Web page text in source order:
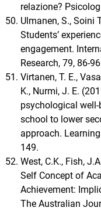
relazione?
Ulmanen, S., Soini
Students’
engagement.
Research, 79, 86-
Virtanen, T. E.,
K., Nurmi, J. E.
psychological
school to lower
approach.
149.
West, C.K., Fish,
Self Concept of
Achievement:
The Australian